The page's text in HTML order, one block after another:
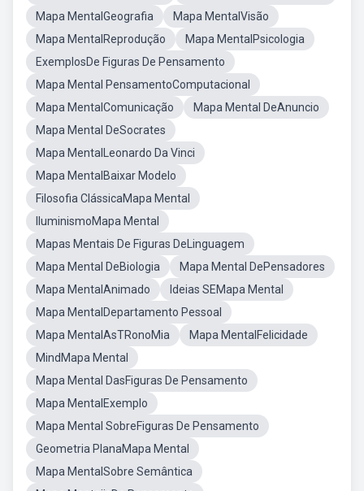
Mapa MentalGeografia
Mapa MentalVisão
Mapa MentalReprodução
Mapa MentalPsicologia
ExemplosDe Figuras De Pensamento
Mapa Mental PensamentoComputacional
Mapa MentalComunicação
Mapa Mental DeAnuncio
Mapa Mental DeSocrates
Mapa MentalLeonardo Da Vinci
Mapa MentalBaixar Modelo
Filosofia ClássicaMapa Mental
IluminismoMapa Mental
Mapas Mentais De Figuras DeLinguagem
Mapa Mental DeBiologia
Mapa Mental DePensadores
Mapa MentalAnimado
Ideias SEMapa Mental
Mapa MentalDepartamento Pessoal
Mapa MentalAsTRonoMia
Mapa MentalFelicidade
MindMapa Mental
Mapa Mental DasFiguras De Pensamento
Mapa MentalExemplo
Mapa Mental SobreFiguras De Pensamento
Geometria PlanaMapa Mental
Mapa MentalSobre Semântica